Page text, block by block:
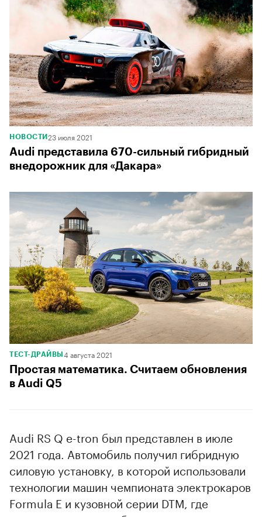
НОВОСТИ 23 июля 2021
Audi представила 670-сильный гибридный
внедорожник для «Дакара»
ТЕСТ-ДРАЙВЫ 4 августа 2021
Простая математика. Считаем обновления
в Audi Q5
Audi RS Q e-tron был представлен в июле
2021 года. Автомобиль получил гибридную
силовую установку, в которой использовали
технологии машин чемпионата электрокаров
Formula E и кузовной серии DTM, где